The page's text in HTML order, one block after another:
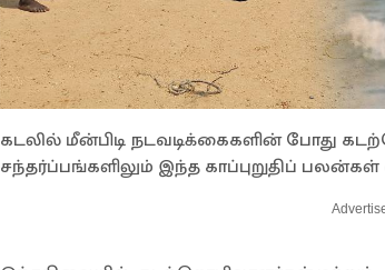
கடலில் மீன்பிடி நடவடிக்கைகளின் போது
சந்தர்ப்பங்களிலும் இந்த காப்புறுதிப்